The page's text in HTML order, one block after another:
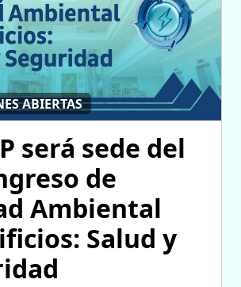
ABIERTAS
será sede del
de
Ambiental
Salud y